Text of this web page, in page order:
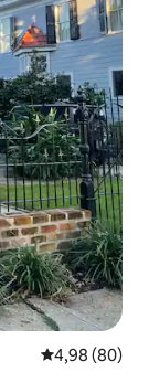
Évaluation
4,98 (80)